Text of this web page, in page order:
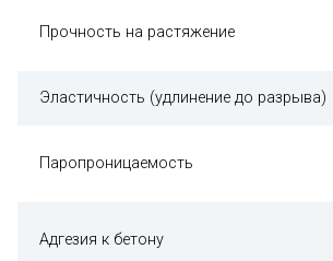
Прочность на растяжение
Эластичность (удлинение до разрыва)
Паропроницаемость
Адгезия к бетону